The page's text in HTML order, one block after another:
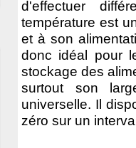
d'effectuer
température est
et à son
donc idéal pour
stockage des
surtout son
universelle. Il
zéro sur un